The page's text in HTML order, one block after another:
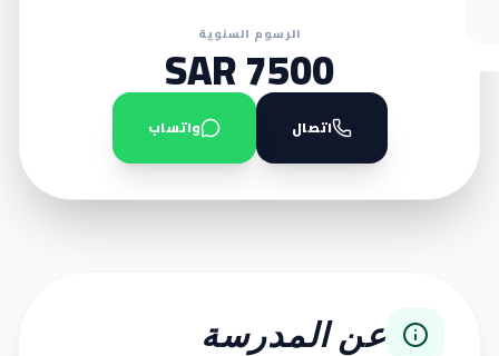
الرسوم السنوية
7500 SAR
اتصال واتساب
عن المدرسة